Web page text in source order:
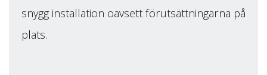
snygg installation oavsett förutsättningarna på
plats.